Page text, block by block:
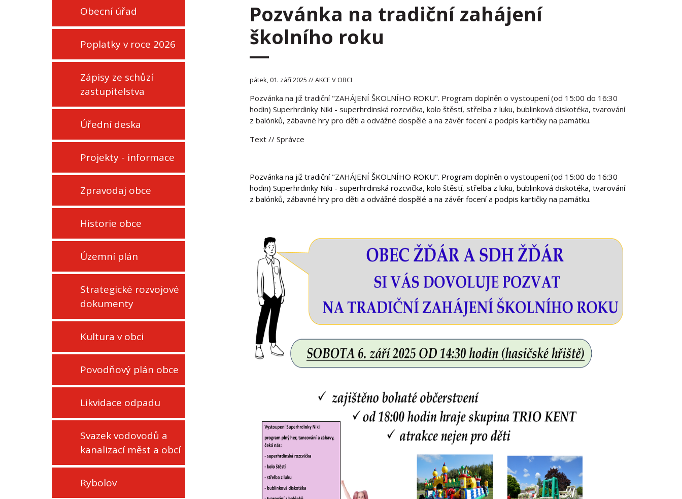
Obecní úřad
Poplatky v roce 2026
Zápisy ze schůzí
zastupitelstva
Úřední deska
Projekty - informace
Zpravodaj obce
Historie obce
Územní plán
Strategické rozvojové
dokumenty
Kultura v obci
Povodňový plán obce
Likvidace odpadu
Svazek vodovodů a
kanalizací měst a obcí
Rybolov
Pozvánka na tradiční zahájení
školního roku
pátek, 01. září 2025 // AKCE V OBCI
Pozvánka na již tradiční "ZAHÁJENÍ ŠKOLNÍHO ROKU". Program doplněn o vystoupení (od 15:00 do 16:30
hodin) Superhrdinky Niki - superhrdinská rozcvička, kolo štěstí, střelba z luku, bublinková diskotéka, tvarování
z balónků, zábavné hry pro děti a odvážné dospělé a na závěr focení a podpis kartičky na památku.
Text // Správce
Pozvánka na již tradiční "ZAHÁJENÍ ŠKOLNÍHO ROKU". Program doplněn o vystoupení (od 15:00 do 16:30
hodin) Superhrdinky Niki - superhrdinská rozcvička, kolo štěstí, střelba z luku, bublinková diskotéka, tvarování
z balónků, zábavné hry pro děti a odvážné dospělé a na závěr focení a podpis kartičky na památku.